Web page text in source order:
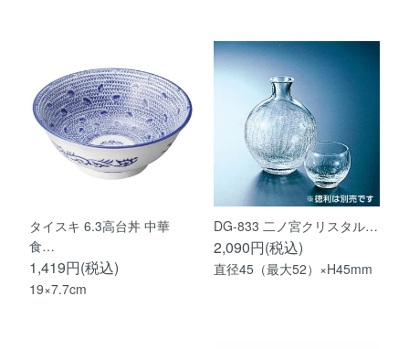
タイスキ 6.3高台丼 中華
食…
1,419円(税込)
19×7.7cm
DG-833 二ノ宮クリスタル…
2,090円(税込)
直径45（最大52）×H45mm